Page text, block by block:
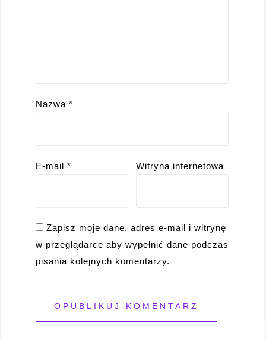
Nazwa *
E-mail * Witryna internetowa
Zapisz moje dane, adres e-mail i witrynę
w przeglądarce aby wypełnić dane podczas
pisania kolejnych komentarzy.